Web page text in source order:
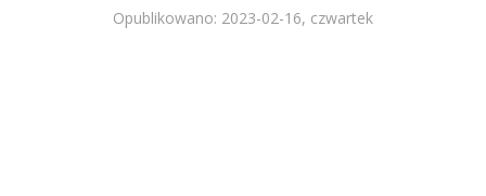
Opublikowano: 2023-02-16, czwartek